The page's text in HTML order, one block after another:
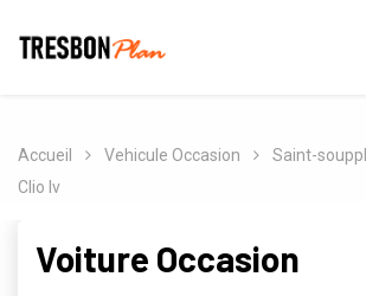
Accueil Vehicule Occasion Saint-
Clio Iv
Voiture Occasion